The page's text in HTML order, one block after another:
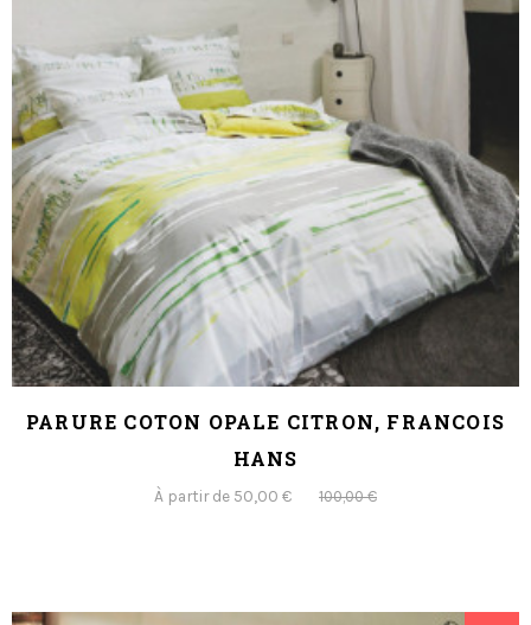
PARURE COTON OPALE CITRON, FRANCOIS
HANS
À partir de 50,00 € 100,00 €